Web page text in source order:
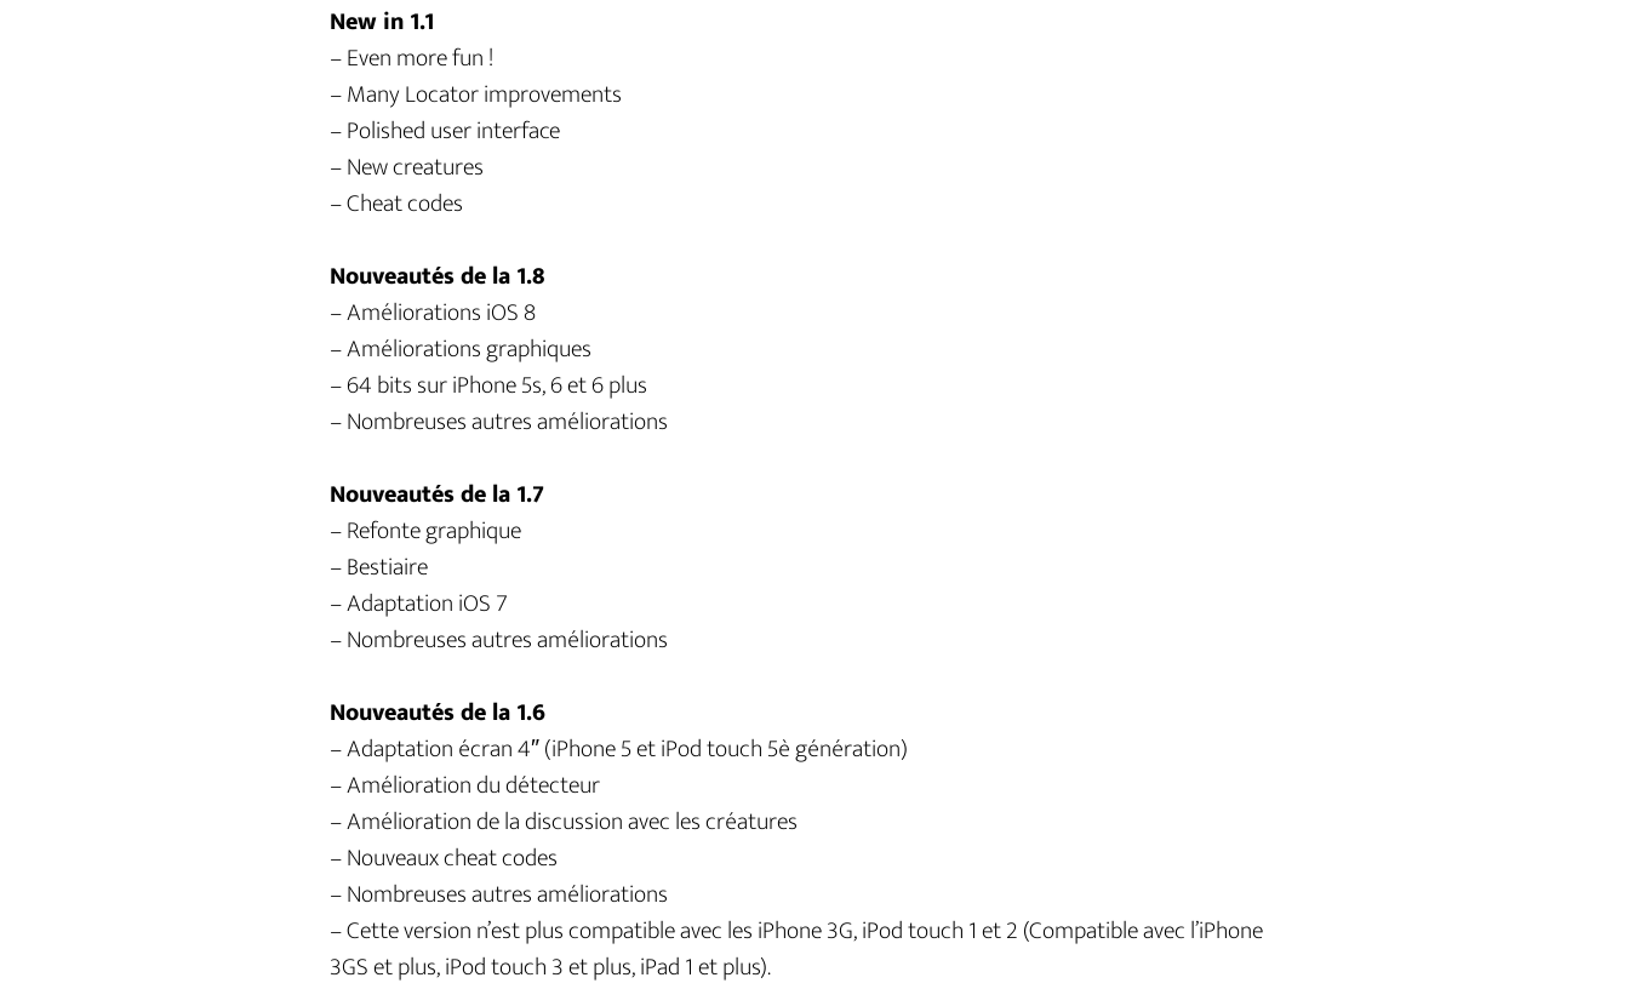
New in 1.1
– Even more fun !
– Many Locator improvements
– Polished user interface
– New creatures
– Cheat codes
Nouveautés de la 1.8
– Améliorations iOS 8
– Améliorations graphiques
– 64 bits sur iPhone 5s, 6 et 6 plus
– Nombreuses autres améliorations
Nouveautés de la 1.7
– Refonte graphique
– Bestiaire
– Adaptation iOS 7
– Nombreuses autres améliorations
Nouveautés de la 1.6
– Adaptation écran 4″ (iPhone 5 et iPod touch 5è génération)
– Amélioration du détecteur
– Amélioration de la discussion avec les créatures
– Nouveaux cheat codes
– Nombreuses autres améliorations
– Cette version n’est plus compatible avec les iPhone 3G, iPod touch 1 et 2 (Compatible avec l’iPhone
3GS et plus, iPod touch 3 et plus, iPad 1 et plus).